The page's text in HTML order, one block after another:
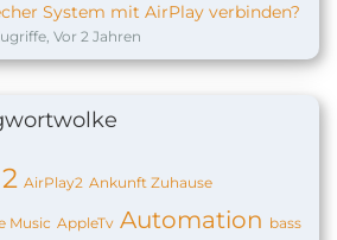
System mit AirPlay verbinden?
Vor 2 Jahren
AirPlay2 Ankunft Zuhause
Music AppleTv Automation bass